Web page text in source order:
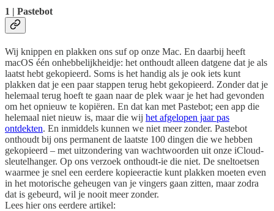
1 | Pastebot
Wij knippen en plakken ons suf op onze Mac. En daarbij heeft
macOS één onhebbelijkheidje: het onthoudt alleen datgene dat je als
laatst hebt gekopieerd. Soms is het handig als je ook iets kunt
plakken dat je een paar stappen terug hebt gekopieerd. Zonder dat je
helemaal terug hoeft te gaan naar de plek waar je het had gevonden
om het opnieuw te kopiëren. En dat kan met Pastebot; een app die
helemaal niet nieuw is, maar die wij het afgelopen jaar pas
ontdekten. En inmiddels kunnen we niet meer zonder. Pastebot
onthoudt bij ons permanent de laatste 100 dingen die we hebben
gekopieerd – met uitzondering van wachtwoorden uit onze iCloud-
sleutelhanger. Op ons verzoek onthoudt-ie die niet. De sneltoetsen
waarmee je snel een eerdere kopieeractie kunt plakken moeten even
in het motorische geheugen van je vingers gaan zitten, maar zodra
dat is gebeurd, wil je nooit meer zonder.
Lees hier ons eerdere artikel: